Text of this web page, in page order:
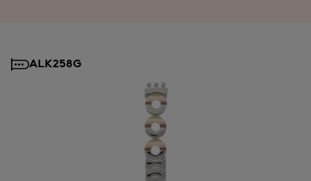
ALK258G